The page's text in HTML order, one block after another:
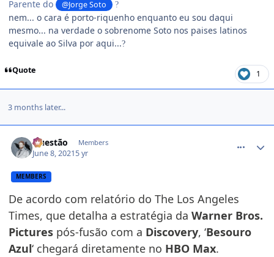
Parente do @Jorge Soto ?
nem... o cara é porto-riquenho enquanto eu sou daqui
mesmo... na verdade o sobrenome Soto nos paises latinos
equivale ao Silva por aqui...?
Quote 1
3 months later...
Questão Members
June 8, 20215 yr
MEMBERS
De acordo com relatório do The Los Angeles
Times, que detalha a estratégia da Warner Bros.
Pictures pós-fusão com a Discovery, ‘Besouro
Azul‘ chegará diretamente no HBO Max.